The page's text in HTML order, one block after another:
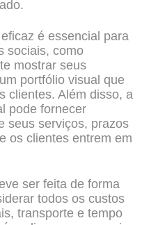
é essencial para
sociais, como
mostrar seus
portfólio visual que
clientes. Além disso, a
pode fornecer
seus serviços, prazos
os clientes entrem em
ser feita de forma
todos os custos
transporte e tempo